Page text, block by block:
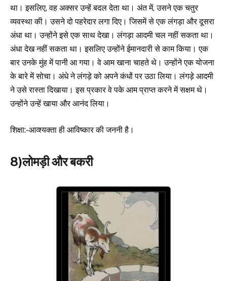
था। इसलिए, वह अक्सर उन्हें बदल देता था। अंत में, उसने एक चतुर
व्यवस्था की। उसने दो पहरेदार लगा दिए। जिसमें से एक लंगड़ा और दूसरा
अंधा था। उन्होंने इसे एक साथ देखा। लंगड़ा आदमी चल नहीं सकता था।
अंधा देख नहीं सकता था। इसलिए उन्होंने ईमानदारी से काम किया। एक
बार उनके मुंह में पानी आ गया। वे आम खाना चाहते थे। उन्होंने एक योजना
के बारे में सोचा। अंधे ने लंगड़े को अपने कंधों पर उठा लिया। लंगड़े आदमी
ने उसे रास्ता दिखाया। इस प्रकार वे पके आम प्राप्त करने में सक्षम थे।
उन्होंने उन्हें खाया और आनंद लिया।
शिक्षा:-आव्श्यक्ता ही आविष्कार की जननी है।
8)लोमड़ी और बकरी